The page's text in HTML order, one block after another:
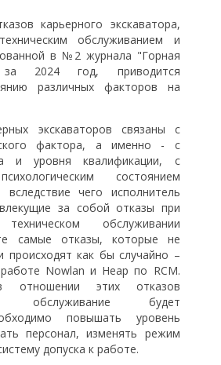
карьерного экскаватора,
обслуживанием и
в №2 журнала "Горная
за 2024 год, приводится
различных факторов на
экскаваторов связаны с
фактора, а именно - с
и уровня квалификации, с
состоянием
чего исполнитель
за собой отказы при
обслуживании
самые отказы, которые не
происходят как бы случайно –
Nowlan и Heap по RCM.
этих отказов
обслуживание будет
повышать уровень
персонал, изменять режим
допуска к работе.